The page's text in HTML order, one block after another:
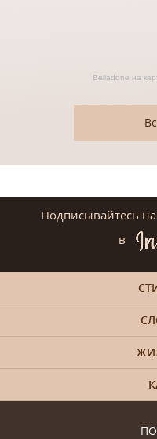
Belladone на
Подписывайтесь
в